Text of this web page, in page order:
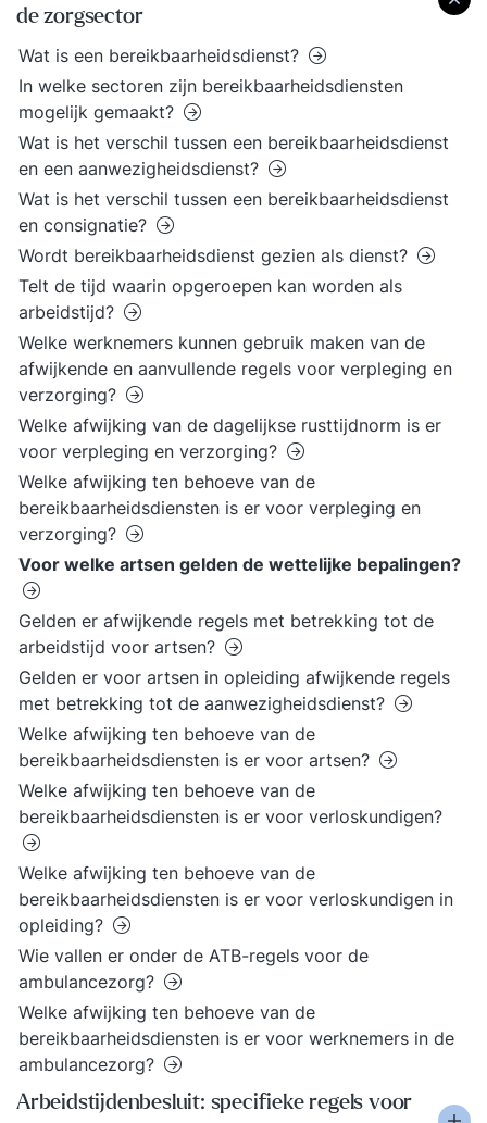
de zorgsector
Wat is een bereikbaarheidsdienst?
In welke sectoren zijn bereikbaarheidsdiensten
mogelijk gemaakt?
Wat is het verschil tussen een bereikbaarheidsdienst
en een aanwezigheidsdienst?
Wat is het verschil tussen een bereikbaarheidsdienst
en consignatie?
Wordt bereikbaarheidsdienst gezien als dienst?
Telt de tijd waarin opgeroepen kan worden als
arbeidstijd?
Welke werknemers kunnen gebruik maken van de
afwijkende en aanvullende regels voor verpleging en
verzorging?
Welke afwijking van de dagelijkse rusttijdnorm is er
voor verpleging en verzorging?
Welke afwijking ten behoeve van de
bereikbaarheidsdiensten is er voor verpleging en
verzorging?
Voor welke artsen gelden de wettelijke bepalingen?
Gelden er afwijkende regels met betrekking tot de
arbeidstijd voor artsen?
Gelden er voor artsen in opleiding afwijkende regels
met betrekking tot de aanwezigheidsdienst?
Welke afwijking ten behoeve van de
bereikbaarheidsdiensten is er voor artsen?
Welke afwijking ten behoeve van de
bereikbaarheidsdiensten is er voor verloskundigen?
Welke afwijking ten behoeve van de
bereikbaarheidsdiensten is er voor verloskundigen in
opleiding?
Wie vallen er onder de ATB-regels voor de
ambulancezorg?
Welke afwijking ten behoeve van de
bereikbaarheidsdiensten is er voor werknemers in de
ambulancezorg?
Arbeidstijdenbesluit: specifieke regels voor